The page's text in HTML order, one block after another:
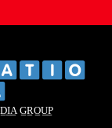
G̲R̲O̲U̲P̲